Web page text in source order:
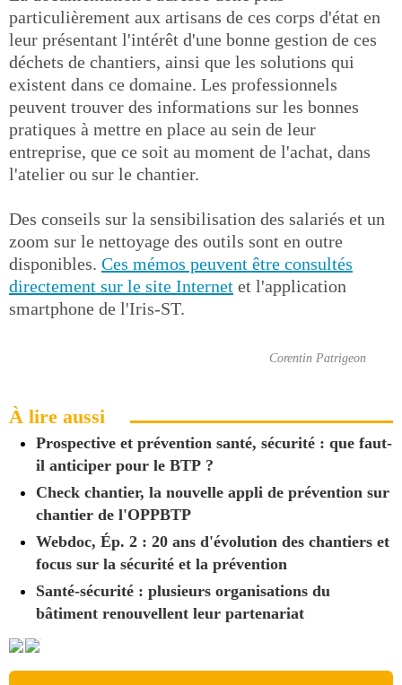
particulièrement aux artisans de ces corps d'état en
leur présentant l'intérêt d'une bonne gestion de ces
déchets de chantiers, ainsi que les solutions qui
existent dans ce domaine. Les professionnels
peuvent trouver des informations sur les bonnes
pratiques à mettre en place au sein de leur
entreprise, que ce soit au moment de l'achat, dans
l'atelier ou sur le chantier.
Des conseils sur la sensibilisation des salariés et un
zoom sur le nettoyage des outils sont en outre
disponibles. Ces mémos peuvent être consultés
directement sur le site Internet et l'application
smartphone de l'Iris-ST.
Corentin Patrigeon
À lire aussi
Prospective et prévention santé, sécurité : que faut-
il anticiper pour le BTP ?
Check chantier, la nouvelle appli de prévention sur
chantier de l'OPPBTP
Webdoc, Ép. 2 : 20 ans d'évolution des chantiers et
focus sur la sécurité et la prévention
Santé-sécurité : plusieurs organisations du
bâtiment renouvellent leur partenariat